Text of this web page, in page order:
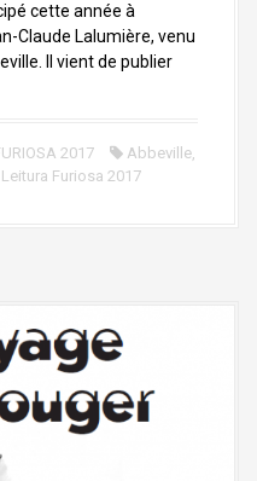
cette année à
Claude Lalumière, venu
Il vient de publier
2017 Abbeville,
Leitura Furiosa 2017